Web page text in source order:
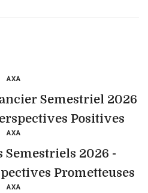
AXA
Semestriel 2026
Positives
AXA
Semestriels 2026 -
Prometteuses
AXA